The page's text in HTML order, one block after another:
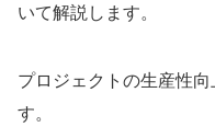
いて解説します。
プロジェクトの生産性
す。